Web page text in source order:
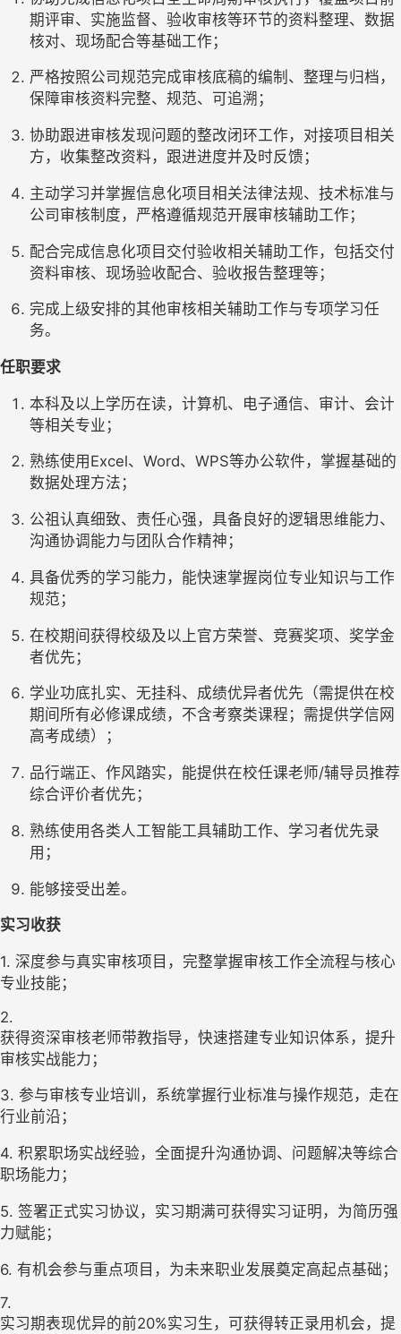
期评审、实施监督、验收审核等环节的资料整理、数据
核对、现场配合等基础工作；
严格按照公司规范完成审核底稿的编制、整理与归档，
保障审核资料完整、规范、可追溯；
协助跟进审核发现问题的整改闭环工作，对接项目相关
方，收集整改资料，跟进进度并及时反馈；
主动学习并掌握信息化项目相关法律法规、技术标准与
公司审核制度，严格遵循规范开展审核辅助工作；
配合完成信息化项目交付验收相关辅助工作，包括交付
资料审核、现场验收配合、验收报告整理等；
完成上级安排的其他审核相关辅助工作与专项学习任
务。
任职要求
本科及以上学历在读，计算机、电子通信、审计、会计
等相关专业；
熟练使用Excel、Word、WPS等办公软件，掌握基础的
数据处理方法；
公祖认真细致、责任心强，具备良好的逻辑思维能力、
沟通协调能力与团队合作精神；
具备优秀的学习能力，能快速掌握岗位专业知识与工作
规范；
在校期间获得校级及以上官方荣誉、竞赛奖项、奖学金
者优先；
学业功底扎实、无挂科、成绩优异者优先（需提供在校
期间所有必修课成绩，不含考察类课程；需提供学信网
高考成绩）；
品行端正、作风踏实，能提供在校任课老师/辅导员推荐
综合评价者优先；
熟练使用各类人工智能工具辅助工作、学习者优先录
用；
能够接受出差。
实习收获
1. 深度参与真实审核项目，完整掌握审核工作全流程与核心
专业技能；
2.
获得资深审核老师带教指导，快速搭建专业知识体系，提升
审核实战能力；
3. 参与审核专业培训，系统掌握行业标准与操作规范，走在
行业前沿；
4. 积累职场实战经验，全面提升沟通协调、问题解决等综合
职场能力；
5. 签署正式实习协议，实习期满可获得实习证明，为简历强
力赋能；
6. 有机会参与重点项目，为未来职业发展奠定高起点基础；
7.
实习期表现优异的前20%实习生，可获得转正录用机会，提